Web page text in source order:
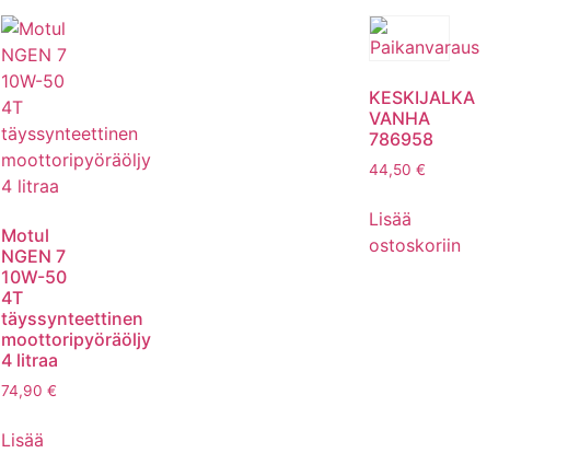
Motul
NGEN 7
10W-50
4T
täyssynteettinen
moottoripyöräöljy
4 litraa
74,90 €
Lisää
KESKIJALKA
VANHA
786958
44,50 €
Lisää
ostoskoriin